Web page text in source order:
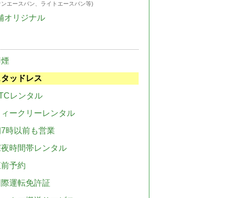
エースバン、ライトエースバン等)
オリジナル
ッドレス
レンタル
ークリーレンタル
時以前も営業
時間帯レンタル
予約
運転免許証